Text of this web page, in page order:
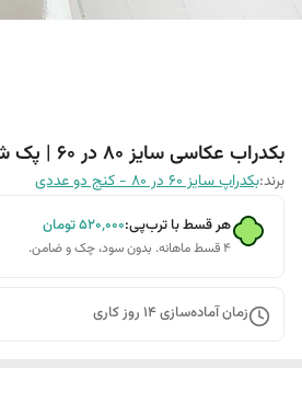
بکدراب عکاسی سایز 80 در 60 | پک شماره 8
برند:بکدراپ سایز 60 در 80 - کنج دو عددی
هر قسط با ترب‌پی:۵۲۰٬۰۰۰تومان
۴ قسط ماهانه. بدون سود، چک و ضامن.
زمان آماده‌سازی 14 روز کاری